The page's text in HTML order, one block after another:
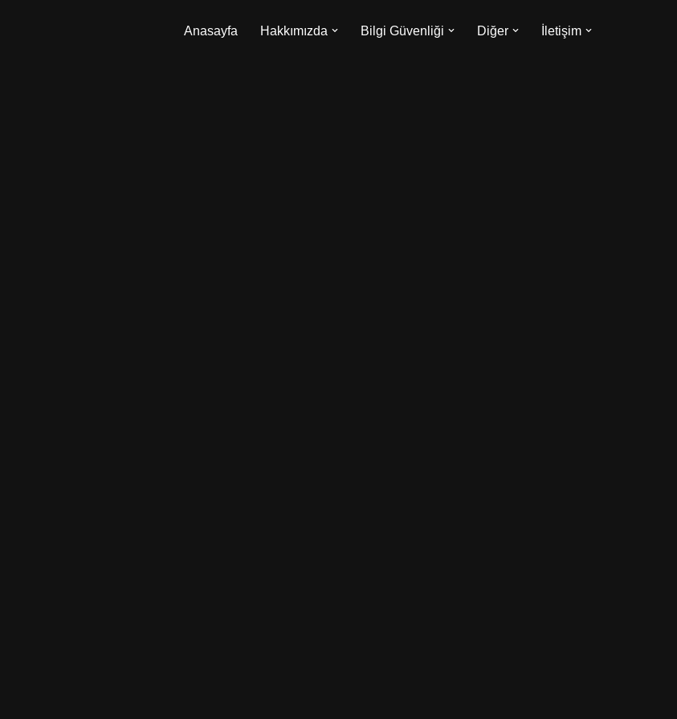
Anasayfa Hakkımızda Bilgi Güvenliği Diğer İletişim